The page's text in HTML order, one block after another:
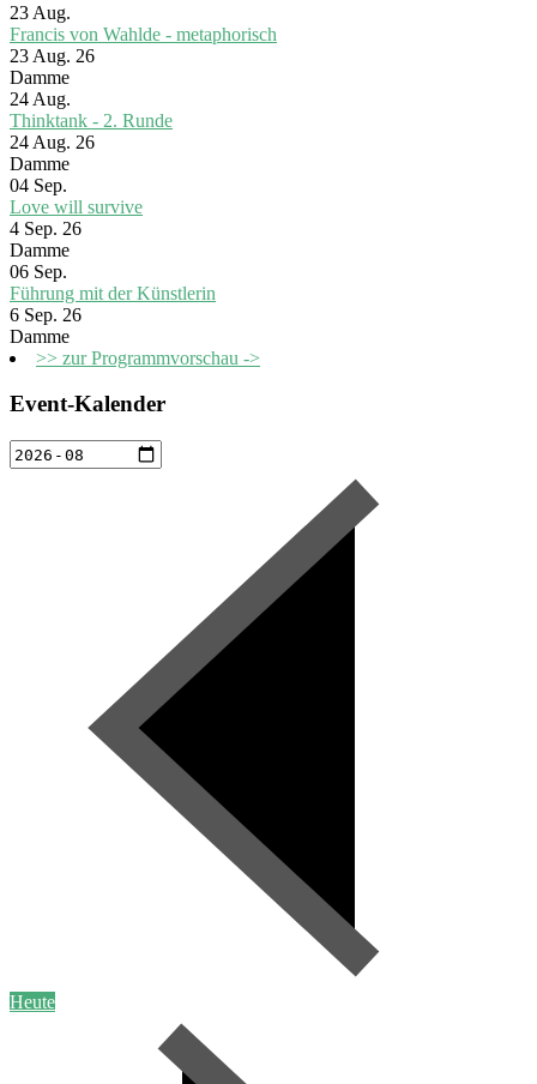
23 Aug.
Francis von Wahlde - metaphorisch
23 Aug. 26
Damme
24 Aug.
Thinktank - 2. Runde
24 Aug. 26
Damme
04 Sep.
Love will survive
4 Sep. 26
Damme
06 Sep.
Führung mit der Künstlerin
6 Sep. 26
Damme
>> zur Programmvorschau ->
Event-Kalender
Heute